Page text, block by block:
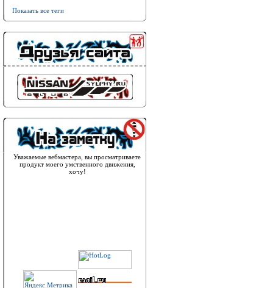
Показать все теги
Уважаемые вебмастера, вы просматриваете
продукт моего умственного движения,
хочу!